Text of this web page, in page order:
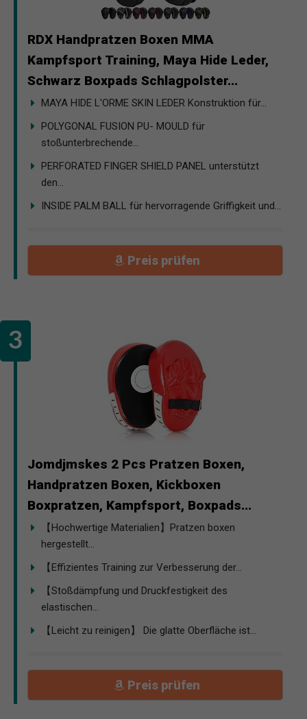
RDX Handpratzen Boxen MMA
Kampfsport Training, Maya Hide Leder,
Schwarz Boxpads Schlagpolster...
MAYA HIDE L'ORME SKIN LEDER Konstruktion für...
POLYGONAL FUSION PU- MOULD für
stoßunterbrechende...
PERFORATED FINGER SHIELD PANEL unterstützt
den...
INSIDE PALM BALL für hervorragende Griffigkeit und...
Preis prüfen
Jomdjmskes 2 Pcs Pratzen Boxen,
Handpratzen Boxen, Kickboxen
Boxpratzen, Kampfsport, Boxpads...
【Hochwertige Materialien】Pratzen boxen
hergestellt...
【Effizientes Training zur Verbesserung der...
【Stoßdämpfung und Druckfestigkeit des
elastischen...
【Leicht zu reinigen】 Die glatte Oberfläche ist...
Preis prüfen